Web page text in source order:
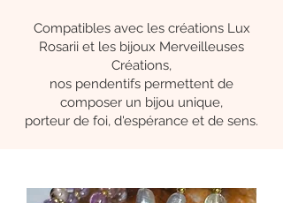
Compatibles avec les créations Lux
Rosarii et les bijoux Merveilleuses
Créations,
nos pendentifs permettent de
composer un bijou unique,
porteur de foi, d'espérance et de sens.